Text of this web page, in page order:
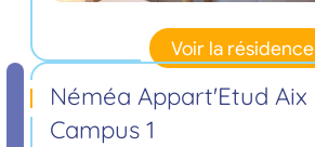
Voir la résidence
Néméa Appart'Etud Aix
Campus 1